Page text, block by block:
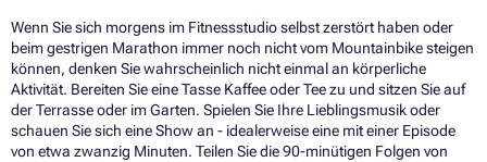
Wenn Sie sich morgens im Fitnessstudio selbst zerstört haben oder
beim gestrigen Marathon immer noch nicht vom Mountainbike steigen
können, denken Sie wahrscheinlich nicht einmal an körperliche
Aktivität. Bereiten Sie eine Tasse Kaffee oder Tee zu und sitzen Sie auf
der Terrasse oder im Garten. Spielen Sie Ihre Lieblingsmusik oder
schauen Sie sich eine Show an - idealerweise eine mit einer Episode
von etwa zwanzig Minuten. Teilen Sie die 90-minütigen Folgen von